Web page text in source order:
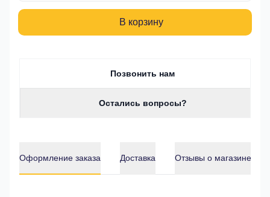
В корзину
Позвонить нам
Остались вопросы?
Оформление заказа Доставка Отзывы о магазине